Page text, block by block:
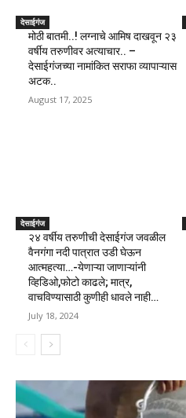
देसाईगंज
मोठी बातमी..! लग्नाचे आमिष दाखवून २३
वर्षीय तरुणीवर अत्याचार.. –
देसाईगंजच्या नामांकित सराफा व्यापाऱ्यास
अटक..
August 17, 2025
देसाईगंज
२४ वर्षीय तरुणीची देसाईगंज जवळील
वैनगंगा नदी पात्रात उडी घेऊन
आत्महत्या…-येणाऱ्या जाणाऱ्यांनी
व्हिडिओ,फोटो काढले; मात्र,
वाचविण्यासाठी कुणीही धावले नाही…
July 18, 2024